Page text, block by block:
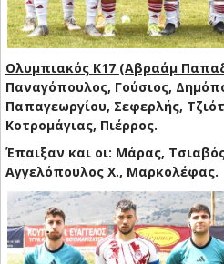
Ολυμπιακός Κ17 (Αβραάμ
Παναγόπουλος, Γούσιος,
Παπαγεωργίου, Σεφερλής,
Κοτρομάγιας, Πιέρρος.
Έπαιξαν και οι: Μάρας,
Αγγελόπουλος Χ., Μαρκολέφας.